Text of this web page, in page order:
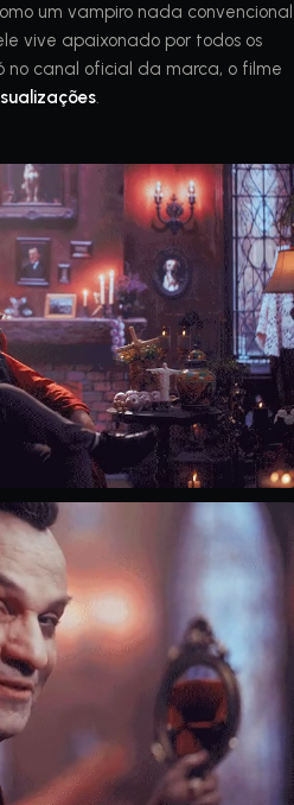
um vampiro nada convencional
vive apaixonado por todos os
no canal oficial da marca, o filme
.